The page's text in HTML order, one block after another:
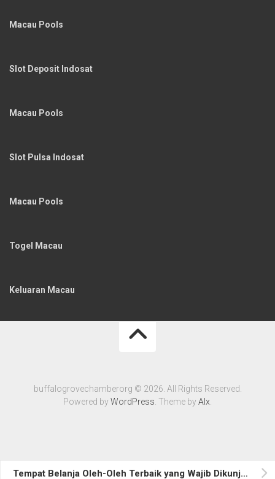
Tempat Belanja Oleh-Oleh Terbaik yang Wajib Dikunjungi di Indonesia
Macau Pools
Slot Deposit Indosat
Macau Pools
Slot Pulsa Indosat
Macau Pools
Togel Macau
Keluaran Macau
buffalogrovechamberorg © 2026. All Rights Reserved.
Powered byWordPress . Theme byAlx